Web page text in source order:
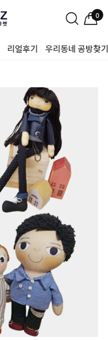
0
리얼후기 우리동네 공방찾기